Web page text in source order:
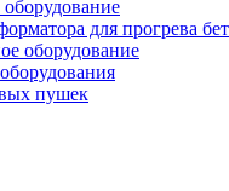
для прогрева
оборудование
пушек